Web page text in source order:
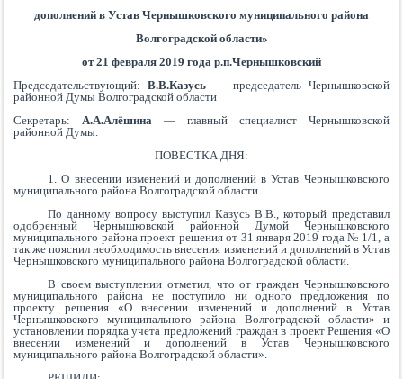
дополнений в Устав Чернышковского муниципального района
Волгоградской области»
от 21 февраля 2019 года р.п.Чернышковский
Председательствующий:В.В.Казусь — председатель Чернышковской
районной Думы Волгоградской области
Секретарь:А.А.Алёшина — главный специалист Чернышковской
районной Думы.
ПОВЕСТКА ДНЯ:
1. О внесении изменений и дополнений в Устав Чернышковского
муниципального района Волгоградской области.
По данному вопросу выступил Казусь В.В., который представил
одобренный Чернышковской районной Думой Чернышковского
муниципального района проект решения от 31 января 2019 года № 1/1, а
так же пояснил необходимость внесения изменений и дополнений в Устав
Чернышковского муниципального района Волгоградской области.
В своем выступлении отметил, что от граждан Чернышковского
муниципального района не поступило ни одного предложения по
проекту решения «О внесении изменений и дополнений в Устав
Чернышковского муниципального района Волгоградской области» и
установлении порядка учета предложений граждан в проект Решения «О
внесении изменений и дополнений в Устав Чернышковского
муниципального района Волгоградской области».